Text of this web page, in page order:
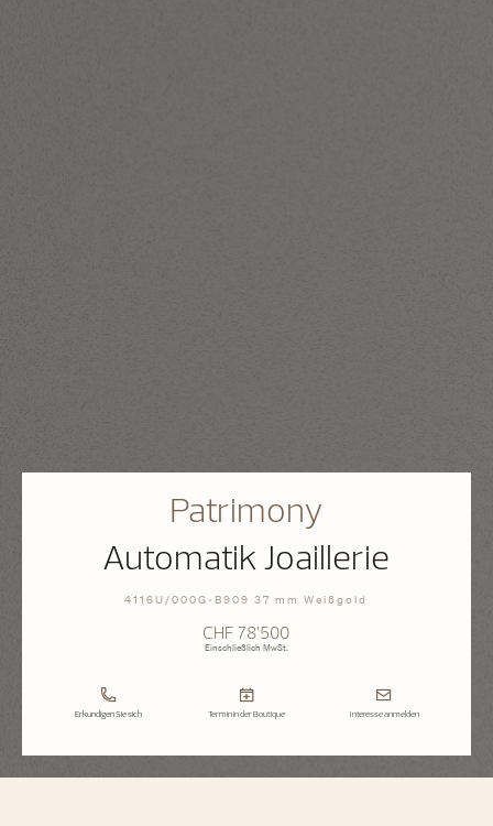
Patrimony
Automatik Joaillerie
4116U/000G-B909 37 mm Weißgold
CHF 78’500
Einschließlich MwSt.
Erkundigen Sie sich Termin in der Boutique Interesse anmelden